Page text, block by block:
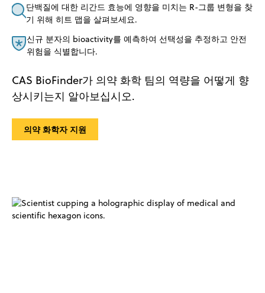
단백질에 대한 리간드 효능에 영향을 미치는 R-그룹 변형을 찾
기 위해 히트 맵을 살펴보세요.
신규 분자의 bioactivity를 예측하여 선택성을 추정하고 안전
위험을 식별합니다.
CAS BioFinder가 의약 화학 팀의 역량을 어떻게 향
상시키는지 알아보십시오.
의약 화학자 지원